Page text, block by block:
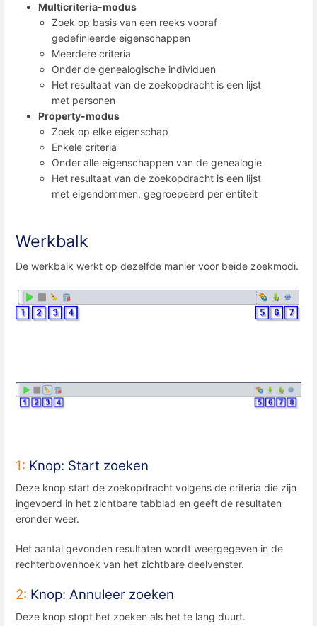
Multicriteria-modus
Zoek op basis van een reeks vooraf
gedefinieerde eigenschappen
Meerdere criteria
Onder de genealogische individuen
Het resultaat van de zoekopdracht is een lijst
met personen
Property-modus
Zoek op elke eigenschap
Enkele criteria
Onder alle eigenschappen van de genealogie
Het resultaat van de zoekopdracht is een lijst
met eigendommen, gegroepeerd per entiteit
Werkbalk
De werkbalk werkt op dezelfde manier voor beide zoekmodi.
1: Knop: Start zoeken
Deze knop start de zoekopdracht volgens de criteria die zijn
ingevoerd in het zichtbare tabblad en geeft de resultaten
eronder weer.
Het aantal gevonden resultaten wordt weergegeven in de
rechterbovenhoek van het zichtbare deelvenster.
2: Knop: Annuleer zoeken
Deze knop stopt het zoeken als het te lang duurt.